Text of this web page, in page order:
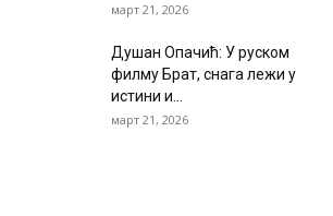
март 21, 2026
Душан Опачић: У руском
филму Брат, снага лежи у
истини и...
март 21, 2026